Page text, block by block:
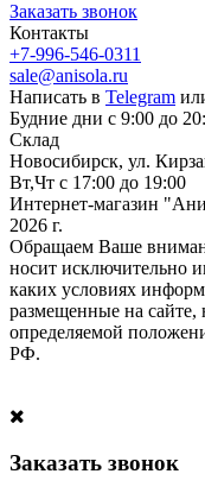
Заказать звонок
Контакты
+7-996-546-0311
sale@anisola.ru
Написать в Telegram
Будние дни с 9:00 до
Склад
Новосибирск, ул.
Вт,Чт с 17:00 до 19:00
Интернет-магазин
2026 г.
Обращаем Ваше
носит исключительно
каких условиях
размещенные на сайте,
определяемой
РФ.
Заказать звонок